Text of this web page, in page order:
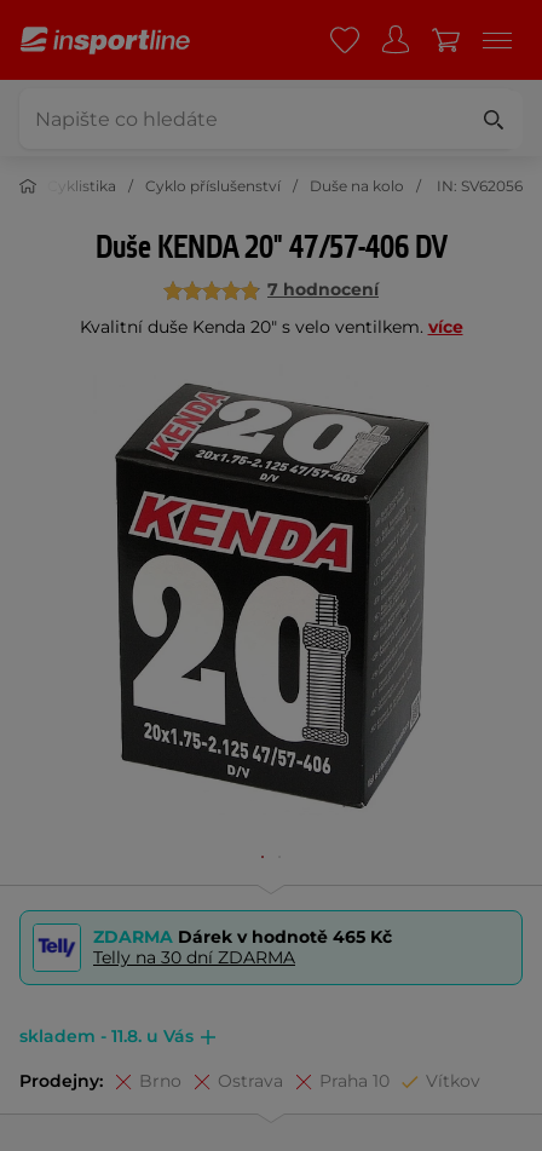
Cyklistika Cyklo příslušenství Duše na kolo IN: SV62056
Duše KENDA 20" 47/57-406 DV
7 hodnocení
Kvalitní duše Kenda 20" s velo ventilkem. více
ZDARMA Dárek v hodnotě 465 Kč
Telly na 30 dní ZDARMA
skladem - 11.8. u Vás
Prodejny: Brno Ostrava Praha 10 Vítkov